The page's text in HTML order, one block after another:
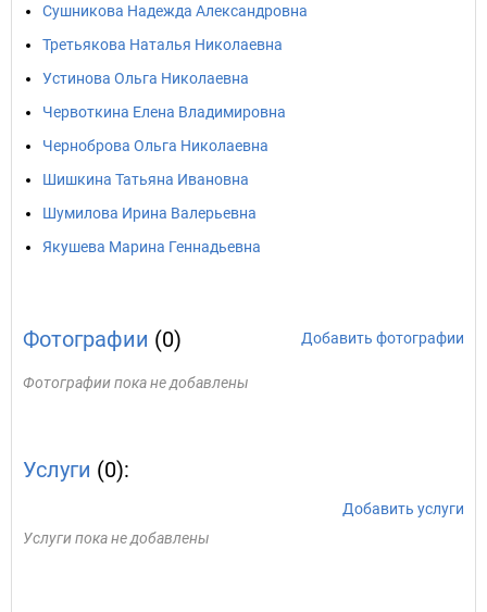
Сушникова Надежда Александровна
Третьякова Наталья Николаевна
Устинова Ольга Николаевна
Червоткина Елена Владимировна
Черноброва Ольга Николаевна
Шишкина Татьяна Ивановна
Шумилова Ирина Валерьевна
Якушева Марина Геннадьевна
Фотографии (0) Добавить фотографии
Фотографии пока не добавлены
Услуги (0):
Добавить услуги
Услуги пока не добавлены